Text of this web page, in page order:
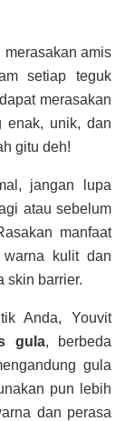
merasakan amis
setiap teguk
merasakan
enak, unik, dan
gitu deh!
jangan lupa
atau sebelum
manfaat
warna kulit dan
skin barrier.
Anda, Youvit
gula, berbeda
gula
pun lebih
dan perasa